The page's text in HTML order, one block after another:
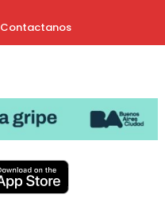
Contactanos